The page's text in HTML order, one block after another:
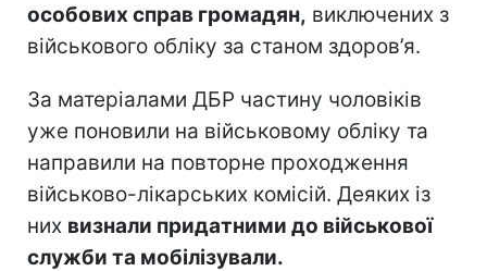
особових справ громадян, виключених з
військового обліку за станом здоров’я.
За матеріалами ДБР частину чоловіків
уже поновили на військовому обліку та
направили на повторне проходження
військово-лікарських комісій. Деяких із
них визнали придатними до військової
служби та мобілізували.